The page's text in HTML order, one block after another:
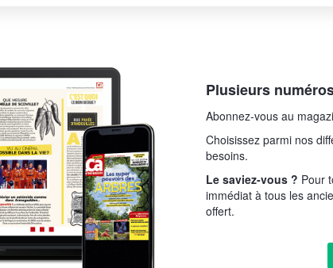
Plusieurs
Abonnez-vous au
Choisissez parmi nos
besoins.
Le saviez-vous ? Pour
immédiat à tous les
offert.